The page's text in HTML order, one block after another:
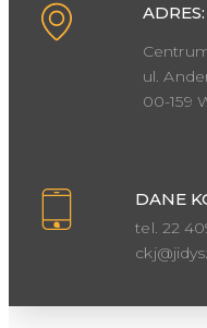
ADRES:
ul.
00-159
DANE
tel. 22